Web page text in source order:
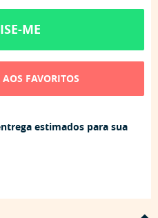
ME
FAVORITOS
estimados para sua